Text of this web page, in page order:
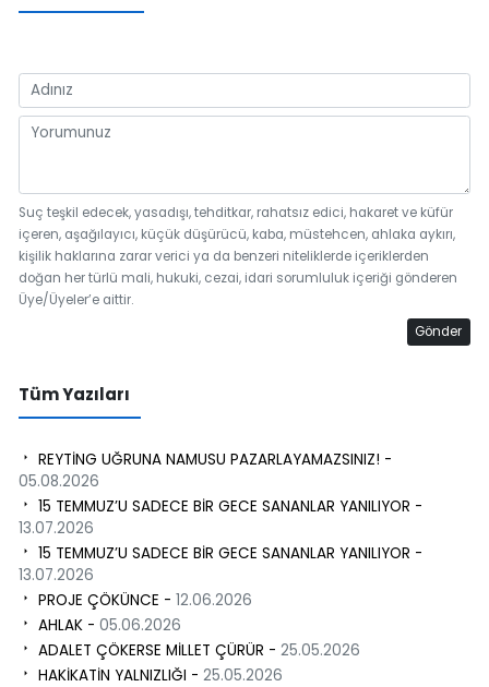
Suç teşkil edecek, yasadışı, tehditkar, rahatsız edici, hakaret ve küfür
içeren, aşağılayıcı, küçük düşürücü, kaba, müstehcen, ahlaka aykırı,
kişilik haklarına zarar verici ya da benzeri niteliklerde içeriklerden
doğan her türlü mali, hukuki, cezai, idari sorumluluk içeriği gönderen
Üye/Üyeler’e aittir.
Gönder
Tüm Yazıları
REYTİNG UĞRUNA NAMUSU PAZARLAYAMAZSINIZ! -
05.08.2026
15 TEMMUZ’U SADECE BİR GECE SANANLAR YANILIYOR -
13.07.2026
15 TEMMUZ’U SADECE BİR GECE SANANLAR YANILIYOR -
13.07.2026
PROJE ÇÖKÜNCE - 12.06.2026
AHLAK - 05.06.2026
ADALET ÇÖKERSE MİLLET ÇÜRÜR - 25.05.2026
HAKİKATİN YALNIZLIĞI - 25.05.2026